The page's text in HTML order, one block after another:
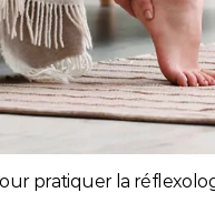
pratiquer la